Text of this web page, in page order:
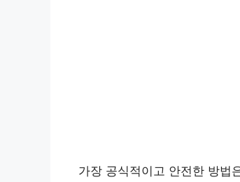
가장 공식적이고 안전한 방법